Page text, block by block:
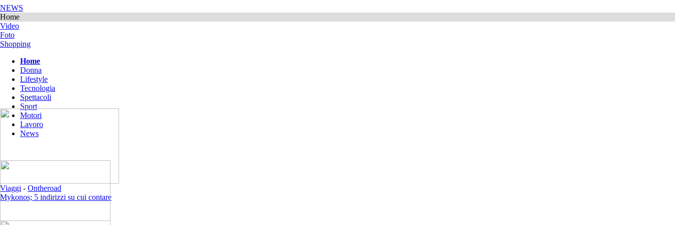
NEWS
Home
Video
Foto
Shopping
Home
Donna
Lifestyle
Tecnologia
Spettacoli
Sport
Motori
Lavoro
News
Viaggi - Ontheroad
Mykonos; 5 indirizzi su cui contare